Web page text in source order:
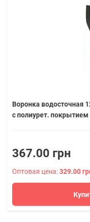
Воронка водосточная
с полиурет. покрытием
367.00 грн
Оптовая цена:329.00